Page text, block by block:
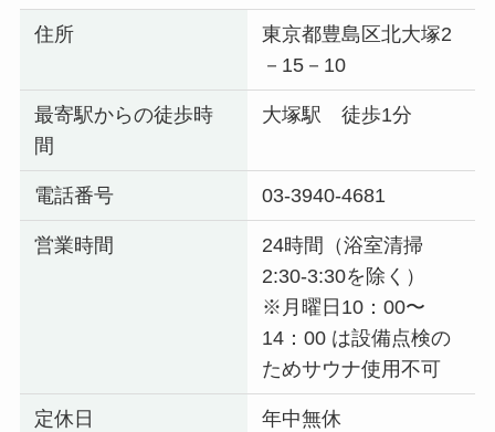
住所
東京都豊島区北大塚2
－15－10
最寄駅からの徒歩時
間
大塚駅 徒歩1分
電話番号 03-3940-4681
営業時間
24時間（浴室清掃
2:30-3:30を除く）
※月曜日10：00〜
14：00 は設備点検の
ためサウナ使用不可
定休日 年中無休